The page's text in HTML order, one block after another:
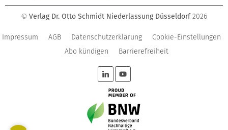
© Verlag Dr. Otto Schmidt Niederlassung Düsseldorf 2026
Impressum AGB Datenschutzerklärung
Cookie-Einstellungen
Abo kündigen
Barrierefreiheit